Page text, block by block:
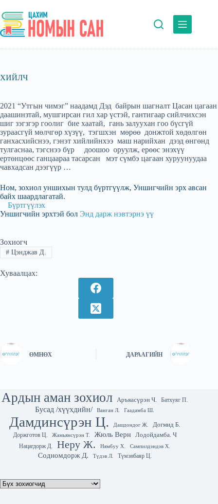
to
content
ХИЙЛЧ
2021 “Утгын чимэг” наадамд Дэд байрын шагналт Цасан цагаан
даашинзтай, мушгирсан гил хар үстэй, гантигаар сийлчихсэн
шиг зэгзгэр гоолиг бие хаатай, гань залуухан гоо бүсгүй
зураасгүй мөлчгөр хүзүү, тэгшхэн мөрөө донжтой хөдөлгөн
ганхасхийснээ, гэнэт хийлийнхээ маш нарийхан дээд өнгөнд
тулгаснаа, тэгснээ бүр доошоо оруулж, ерөөс энэхүү
ертөнцөөс ганцаараа тасарсан мэт сүмбэ цагаан хуруунуудаа
чавхадсан дээгүүр …
Ном, зохиол уншихын тулд бүртгүүлж, Уншигчийн эрх авсан
байх шаардлагатай.
Бүртгүүлэх
Уншигчийн эрхтэй бол Энд дарж нэвтэрнэ үү
Зохиогч
#Цэнджав Д.
Хуваалцах:
ӨМНӨХ ДАРААГИЙН
Ардын аман зохиол Аръяасүрэн Ч. Батхуяг П.
Бусад /хүүхдийн/ Ванган Л. Гаадамба Ш.
Дамдинсүрэн Ц. Дашдондог Ж.
Догмид Б.
Доржготов Ц.
Жамьянсүрэн Т. Жюль Верн Лодойдамба. Ч
Нацагдорж Д. Неру Ж. Нямбуу Х. Сампилдэндэв Х.
Содномдорж Д. Түдэв Л. Түмэнбаяр Ц.